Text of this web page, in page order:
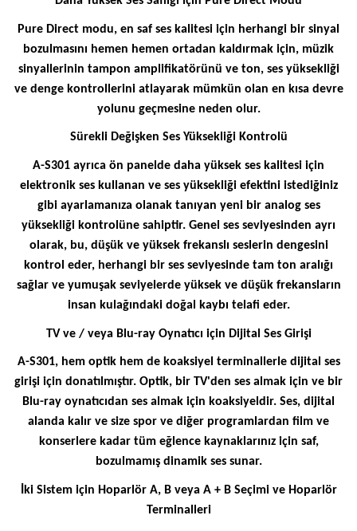
Pure Direct modu, en saf ses kalitesi için herhangi bir sinyal
bozulmasını hemen hemen ortadan kaldırmak için, müzik
sinyallerinin tampon amplifikatörünü ve ton, ses yüksekliği
ve denge kontrollerini atlayarak mümkün olan en kısa devre
yolunu geçmesine neden olur.
Sürekli Değişken Ses Yüksekliği Kontrolü
A-S301 ayrıca ön panelde daha yüksek ses kalitesi için
elektronik ses kullanan ve ses yüksekliği efektini istediğiniz
gibi ayarlamanıza olanak tanıyan yeni bir analog ses
yüksekliği kontrolüne sahiptir. Genel ses seviyesinden ayrı
olarak, bu, düşük ve yüksek frekanslı seslerin dengesini
kontrol eder, herhangi bir ses seviyesinde tam ton aralığı
sağlar ve yumuşak seviyelerde yüksek ve düşük frekansların
insan kulağındaki doğal kaybı telafi eder.
TV ve / veya Blu-ray Oynatıcı için Dijital Ses Girişi
A-S301, hem optik hem de koaksiyel terminallerle dijital ses
girişi için donatılmıştır. Optik, bir TV'den ses almak için ve bir
Blu-ray oynatıcıdan ses almak için koaksiyeldir. Ses, dijital
alanda kalır ve size spor ve diğer programlardan film ve
konserlere kadar tüm eğlence kaynaklarınız için saf,
bozulmamış dinamik ses sunar.
İki Sistem için Hoparlör A, B veya A + B Seçimi ve Hoparlör
Terminalleri